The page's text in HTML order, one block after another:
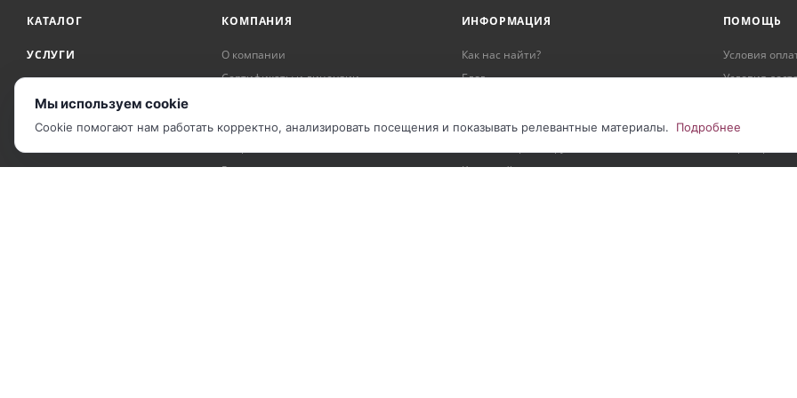
КАТАЛОГ
УСЛУГИ
БРЕНДЫ
КОМПАНИЯ
О компании
Сертификаты и лицензии
Рекомендательные письма
Реквизиты
ИНФОРМАЦИЯ
Как нас найти?
Блог
Наши проекты
Карта сайта
ПОМОЩЬ
Условия
Условия
Мы используем cookie
Cookie помогают нам работать корректно, анализировать посещения и показывать релевантные материалы. Подробнее